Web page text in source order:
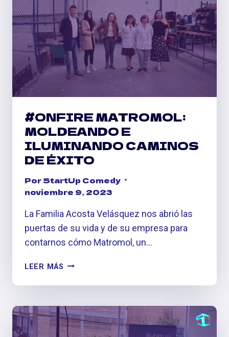
#ONFIRE MATROMOL:
MOLDEANDO E
ILUMINANDO CAMINOS
DE ÉXITO
PorStartUp Comedy
noviembre 9, 2023
La Familia Acosta Velásquez nos abrió las
puertas de su vida y de su empresa para
contarnos cómo Matromol, un…
LEER MÁS #ONFIRE
MOLDEANDO
ILUMINANDO
CAMINOS
DE